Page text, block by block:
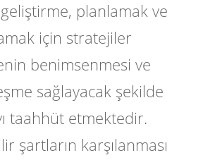
planlamak ve
için stratejiler
benimsenmesi ve
sağlayacak şekilde
taahhüt etmektedir.
şartların karşılanması